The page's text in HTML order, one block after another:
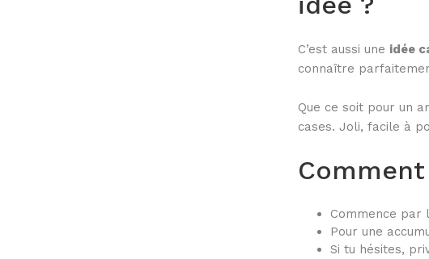
C’est aussi une idée
connaître
Que ce soit pour un
cases. Joli, facile à
Commence par
Pour une
Si tu hésites,